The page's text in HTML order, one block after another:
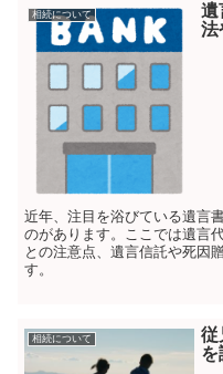
相続について
遺
法
近年、注目を浴びている遺言
のがあります。ここでは遺言
との注意点、遺言信託や死因
す。
相続について
従
を